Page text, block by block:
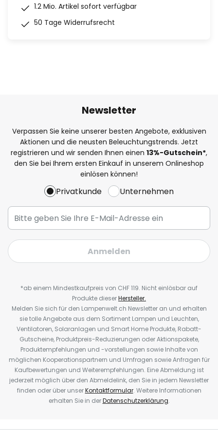
1.2 Mio. Artikel sofort verfügbar
50 Tage Widerrufsrecht
Newsletter
Verpassen Sie keine unserer besten Angebote, exklusiven
Aktionen und die neusten Beleuchtungstrends. Jetzt
registrieren und wir senden Ihnen einen 13%-Gutschein*,
den Sie bei Ihrem ersten Einkauf in unserem Onlineshop
einlösen können!
Privatkunde Unternehmen
Anmelden
*ab einem Mindestkaufpreis von CHF 119. Nicht einlösbar auf
Produkte dieserHersteller.
Melden Sie sich für den Lampenwelt.ch Newsletter an und erhalten
sie tolle Angebote aus dem Sortiment Lampen und Leuchten,
Ventilatoren, Solaranlagen und Smart Home Produkte, Rabatt-
Gutscheine, Produktpreis-Reduzierungen oder Aktionspakete,
Produktempfehlungen und -vorstellungen sowie Inhalte von
möglichen Kooperationspartnern und Umfragen sowie Anfragen für
Kaufbewertungen und Weiterempfehlungen. Eine Abmeldung ist
jederzeit möglich über den Abmeldelink, den Sie in jedem Newsletter
finden oder über unserKontaktformular. Weitere Informationen
erhalten Sie in derDatenschutzerklärung.